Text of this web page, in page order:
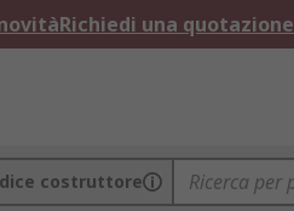
Richiedi una quotazione
costruttore